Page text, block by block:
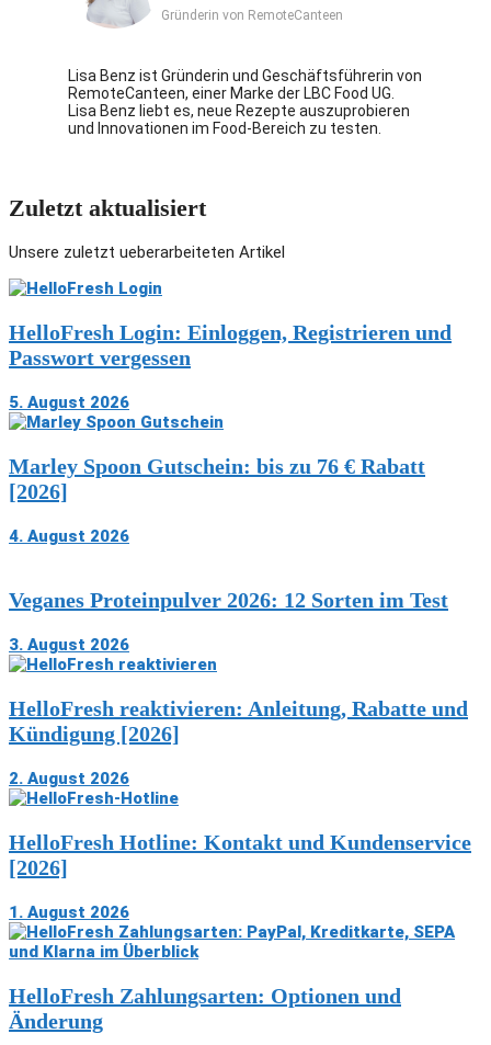
Gründerin von RemoteCanteen
Lisa Benz ist Gründerin und Geschäftsführerin von
RemoteCanteen, einer Marke der LBC Food UG.
Lisa Benz liebt es, neue Rezepte auszuprobieren
und Innovationen im Food-Bereich zu testen.
Zuletzt aktualisiert
Unsere zuletzt ueberarbeiteten Artikel
HelloFresh Login: Einloggen, Registrieren und
Passwort vergessen
5. August 2026
Marley Spoon Gutschein: bis zu 76 € Rabatt
[2026]
4. August 2026
Veganes Proteinpulver 2026: 12 Sorten im Test
3. August 2026
HelloFresh reaktivieren: Anleitung, Rabatte und
Kündigung [2026]
2. August 2026
HelloFresh Hotline: Kontakt und Kundenservice
[2026]
1. August 2026
HelloFresh Zahlungsarten: Optionen und
Änderung